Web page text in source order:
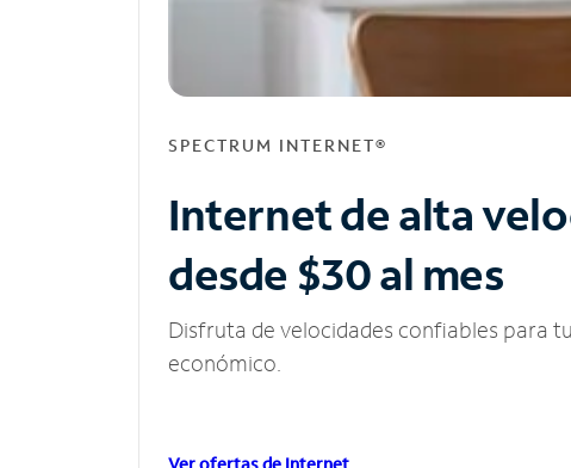
SPECTRUM INTERNET®
Internet de alta
desde $30 al mes
Disfruta de velocidades confiables para
económico.